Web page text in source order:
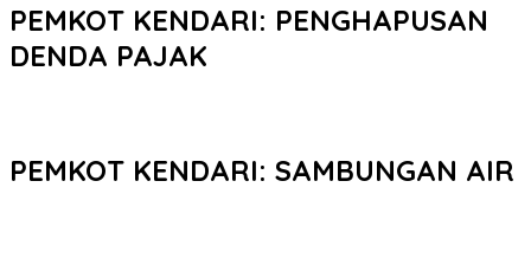
PEMKOT KENDARI: PENGHAPUSAN
DENDA PAJAK
PEMKOT KENDARI: SAMBUNGAN AIR